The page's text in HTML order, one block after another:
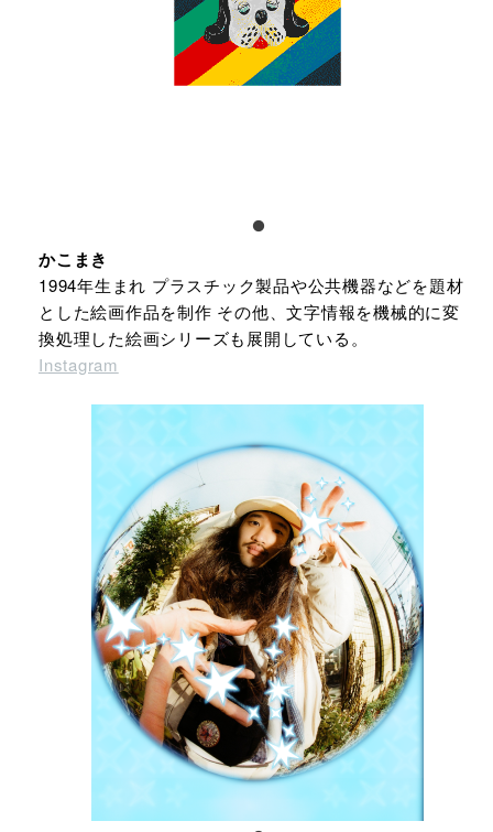
かこまき
1994年生まれ プラスチック製品や公共機器などを題材
とした絵画作品を制作 その他、文字情報を機械的に変
換処理した絵画シリーズも展開している。
Instagram